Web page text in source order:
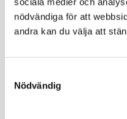
nödvändiga för att
andra kan du välja att
Nödvändig
att testa